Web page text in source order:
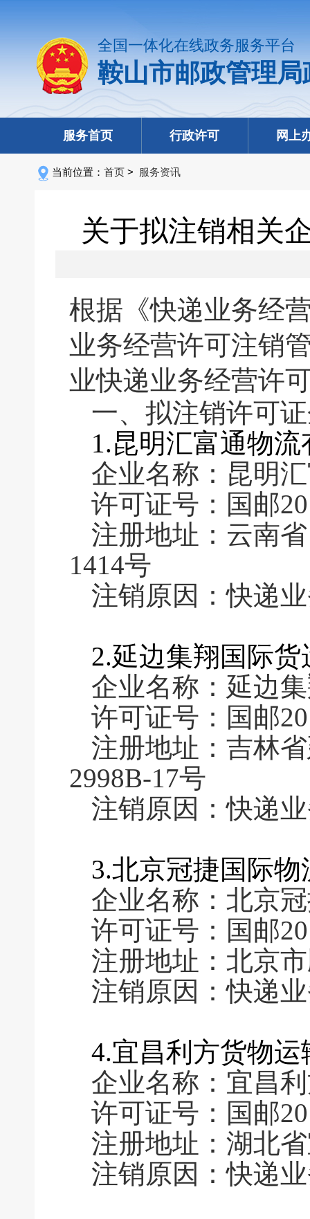
全国一体化在线政务服务平台
鞍山市邮政管理
服务首页 行政许可 网上
当前位置： 首页 > 服务资讯
关于拟注销相关
根据《快递业务经
业务经营许可注销
业快递业务经营许
一、拟注销许可
1.昆明汇富通物
企业名称：昆明
许可证号：国邮
注册地址：云南
1414号
注销原因：快递
2.延边集翔国际
企业名称：延边
许可证号：国邮
注册地址：吉林
2998B-17号
注销原因：快递
3.北京冠捷国际
企业名称：北京
许可证号：国邮
注册地址：北京
注销原因：快递
4.宜昌利方货物
企业名称：宜昌
许可证号：国邮
注册地址：湖北
注销原因：快递